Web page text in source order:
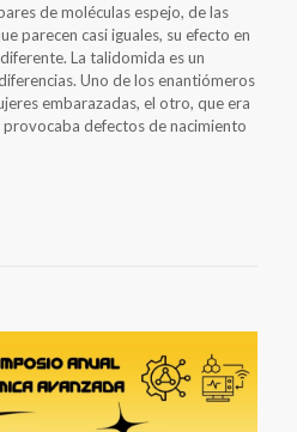
de moléculas espejo, de las
parecen casi iguales, su efecto en
La talidomida es un
Uno de los enantiómeros
embarazadas, el otro, que era
defectos de nacimiento